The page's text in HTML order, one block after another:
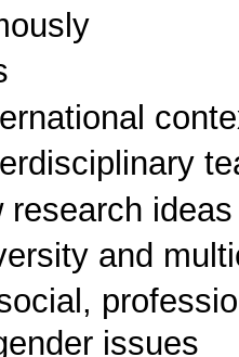
research ideas
and
issues